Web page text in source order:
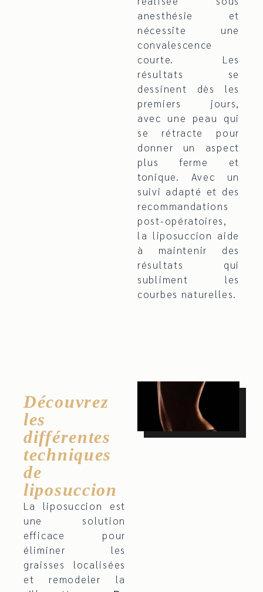
anesthésie et
nécessite une
convalescence
courte. Les
résultats se
dessinent dès les
premiers jours,
avec une peau qui
se rétracte pour
donner un aspect
plus ferme et
tonique. Avec un
suivi adapté et des
recommandations
post-opératoires,
la liposuccion aide
à maintenir des
résultats qui
subliment les
courbes naturelles.
Découvrez
les
différentes
techniques
de
liposuccion
La liposuccion est
une solution
efficace pour
éliminer les
graisses localisées
et remodeler la